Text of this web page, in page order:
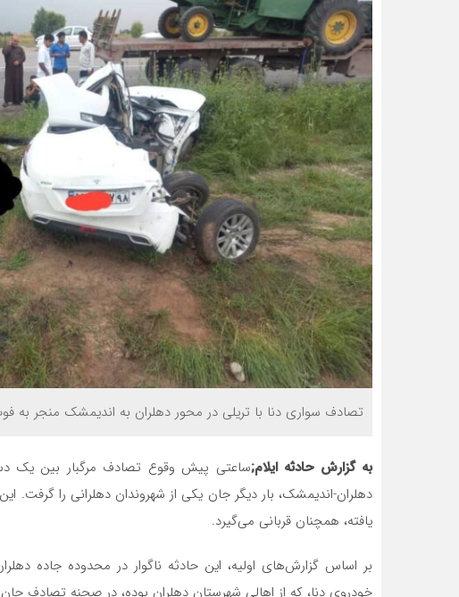
تصادف سواری دنا با تریلی در محور دهلران به اندیمشک منجر به
به گزارش حادثه ایلام;ساعتی پیش وقوع تصادف مرگبار بین یک
دهلران-اندیمشک، بار دیگر جان یکی از شهروندان دهلرانی را گرفت.
یافته، همچنان قربانی می‌گیرد.
بر اساس گزارش‌های اولیه، این حادثه ناگوار در محدوده جاده